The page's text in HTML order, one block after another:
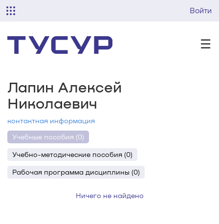
Войти
☰
Лапин Алексей
Николаевич
контактная информация
Учебные пособия (0)
Учебно-методические пособия (0)
Рабочая программа дисциплины (0)
Ничего не найдено